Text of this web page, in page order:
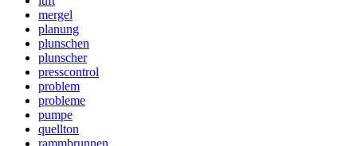
mergel
planung
plunschen
plunscher
presscontrol
problem
probleme
pumpe
quellton
rammbrunnen